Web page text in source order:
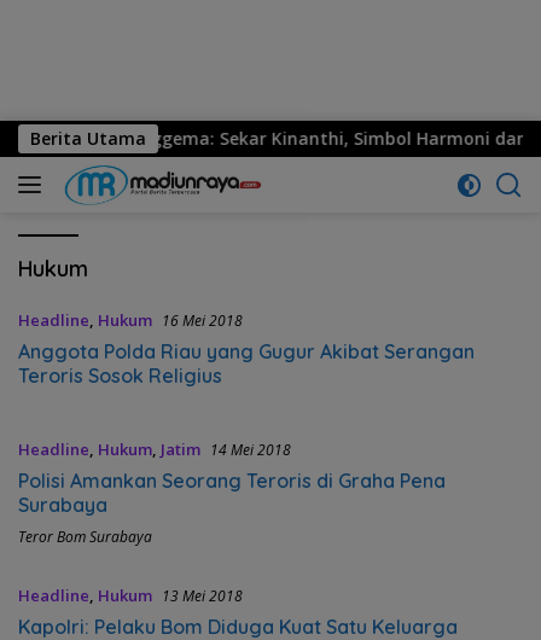
Berita Utama
Resmi Menggema: Sekar Kinanthi, Simbol Harmoni dan
Hukum
Headline, Hukum 16 Mei 2018
Anggota Polda Riau yang Gugur Akibat Serangan
Teroris Sosok Religius
Headline, Hukum, Jatim 14 Mei 2018
Polisi Amankan Seorang Teroris di Graha Pena
Surabaya
Teror Bom Surabaya
Headline, Hukum 13 Mei 2018
Kapolri: Pelaku Bom Diduga Kuat Satu Keluarga